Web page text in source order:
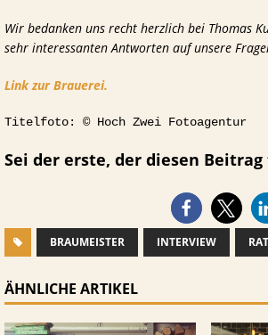
Wir bedanken uns recht herzlich bei Thomas
sehr interessanten Antworten auf unsere
Link zur Brauerei.
Titelfoto: © Hoch Zwei Fotoagentur
Sei der erste, der diesen
BRAUMEISTER INTERVIEW
ÄHNLICHE ARTIKEL